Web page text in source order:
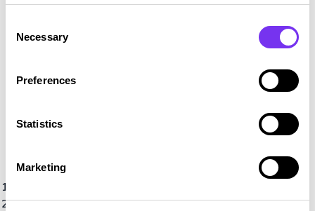
Selection
Necessary
Preferences
Statistics
Marketing
Yhteenveto
Espanja tarjoaa suomalaisille yrityksille
kiinnostavia mahdollisuuksia, mutta menestys ei
synny pelkästään hyvän tuotteen tai palvelun
Markkinan valinta omien vahvuuksien pohjalta.